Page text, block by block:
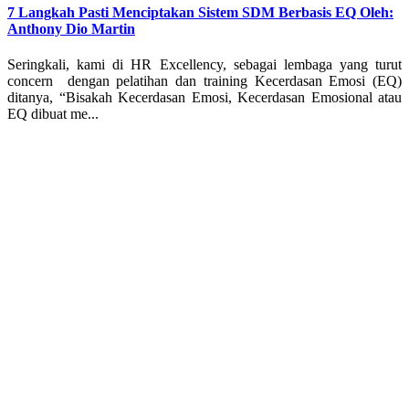
7 Langkah Pasti Menciptakan Sistem SDM Berbasis EQ Oleh:
Anthony Dio Martin
Seringkali, kami di HR Excellency, sebagai lembaga yang turut
concern dengan pelatihan dan training Kecerdasan Emosi (EQ)
ditanya, “Bisakah Kecerdasan Emosi, Kecerdasan Emosional atau
EQ dibuat me...